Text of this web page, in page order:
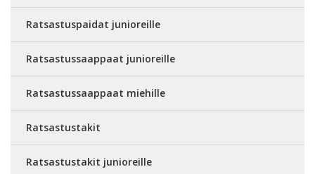
Ratsastuspaidat junioreille
Ratsastussaappaat junioreille
Ratsastussaappaat miehille
Ratsastustakit
Ratsastustakit junioreille